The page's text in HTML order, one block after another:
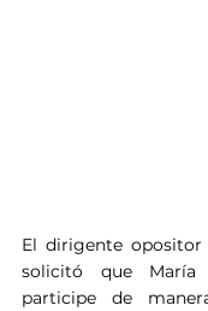
El dirigente opositor
solicitó que María
participe de